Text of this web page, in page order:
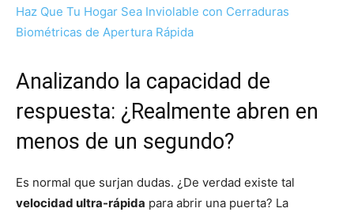
Haz Que Tu Hogar Sea Inviolable con Cerraduras
Biométricas de Apertura Rápida
Analizando la capacidad de
respuesta: ¿Realmente abren en
menos de un segundo?
Es normal que surjan dudas. ¿De verdad existe tal
velocidad ultra-rápida para abrir una puerta? La